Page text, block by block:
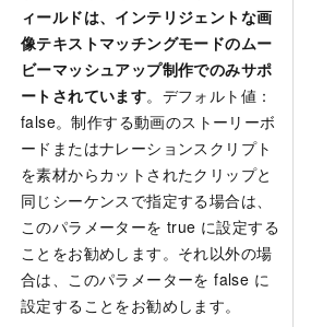
ィールドは、インテリジェントな画
像テキストマッチングモードのムー
ビーマッシュアップ制作でのみサポ
ートされています。デフォルト値：
false。制作する動画のストーリーボ
ードまたはナレーションスクリプト
を素材からカットされたクリップと
同じシーケンスで指定する場合は、
このパラメーターを true に設定する
ことをお勧めします。それ以外の場
合は、このパラメーターを false に
設定することをお勧めします。